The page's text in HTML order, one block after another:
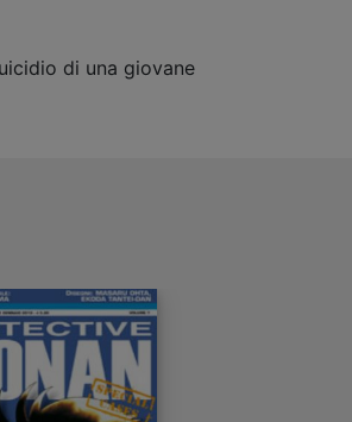
di una giovane